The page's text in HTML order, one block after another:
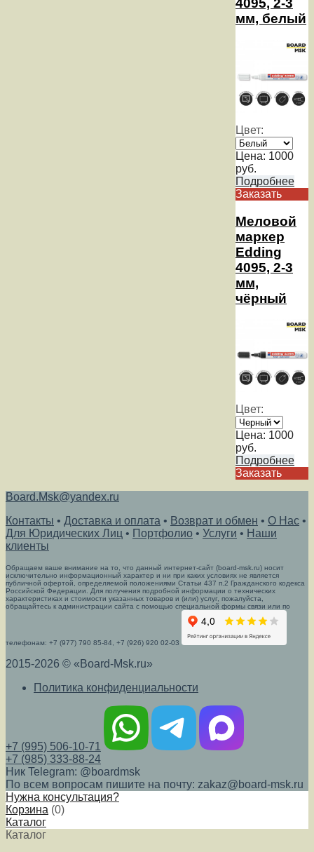
4095, 2-3
мм, белый
Цвет:
Цена: 1000
руб.
Подробнее
Заказать
Меловой
маркер
Edding
4095, 2-3
мм,
чёрный
Цвет:
Цена: 1000
руб.
Подробнее
Заказать
Board.Msk@yandex.ru
Контакты • Доставка и оплата • Возврат и обмен • О Нас •
Для Юридических Лиц • Портфолио • Услуги • Наши
клиенты
Обращаем ваше внимание на то, что данный интернет-сайт (board-msk.ru) носит
исключительно информационный характер и ни при каких условиях не является
публичной офертой, определяемой положениями Статьи 437 п.2 Гражданского кодекса
Российской Федерации. Для получения подробной информации о технических
характеристиках и стоимости указанных товаров и (или) услуг, пожалуйста,
обращайтесь к администрации сайта с помощью специальной формы связи или по
телефонам: +7 (977) 790 85-84, +7 (926) 920 02-03
2015-2026 © «Board-Msk.ru»
Политика конфиденциальности
+7 (995) 506-10-71
+7 (985) 333-88-24
Ник Telegram: @boardmsk
По всем вопросам пишите на почту: zakaz@board-msk.ru
Нужна консультация?
Корзина (0)
Каталог
Каталог